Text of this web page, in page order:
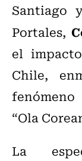
Santiago
Portales,
el
Chile,
“Ola
La